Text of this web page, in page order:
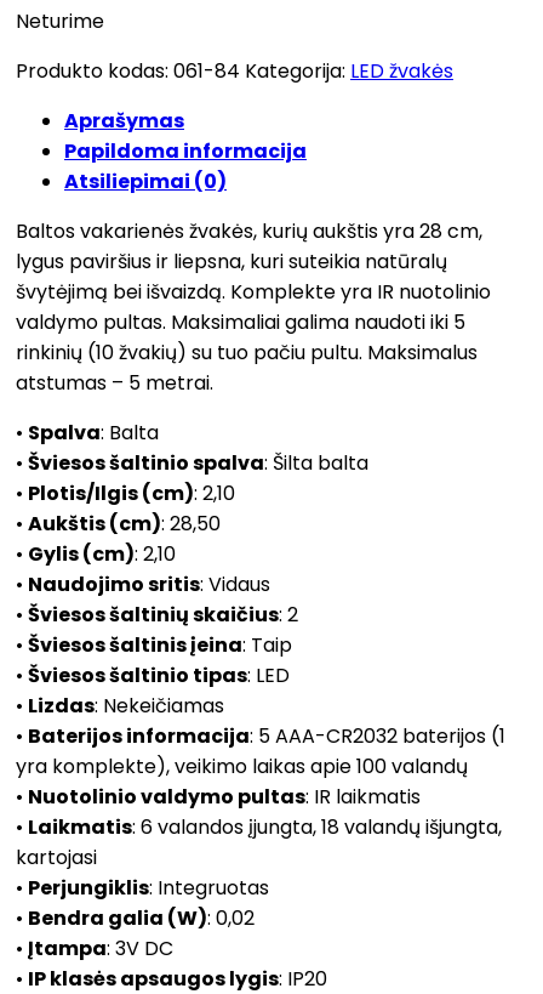
Neturime
Produkto kodas: 061-84 Kategorija: LED žvakės
Aprašymas
Papildoma informacija
Atsiliepimai (0)
Baltos vakarienės žvakės, kurių aukštis yra 28 cm,
lygus paviršius ir liepsna, kuri suteikia natūralų
švytėjimą bei išvaizdą. Komplekte yra IR nuotolinio
valdymo pultas. Maksimaliai galima naudoti iki 5
rinkinių (10 žvakių) su tuo pačiu pultu. Maksimalus
atstumas – 5 metrai.
• Spalva: Balta
• Šviesos šaltinio spalva: Šilta balta
• Plotis/Ilgis (cm): 2,10
• Aukštis (cm): 28,50
• Gylis (cm): 2,10
• Naudojimo sritis: Vidaus
• Šviesos šaltinių skaičius: 2
• Šviesos šaltinis įeina: Taip
• Šviesos šaltinio tipas: LED
• Lizdas: Nekeičiamas
• Baterijos informacija: 5 AAA-CR2032 baterijos (1
yra komplekte), veikimo laikas apie 100 valandų
• Nuotolinio valdymo pultas: IR laikmatis
• Laikmatis: 6 valandos įjungta, 18 valandų išjungta,
kartojasi
• Perjungiklis: Integruotas
• Bendra galia (W): 0,02
• Įtampa: 3V DC
• IP klasės apsaugos lygis: IP20